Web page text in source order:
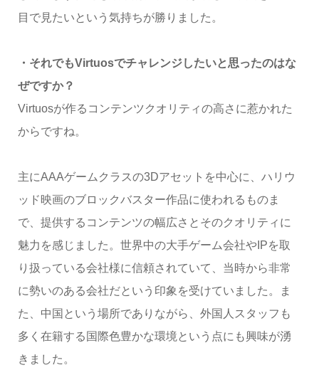
目で見たいという気持ちが勝りました。
・それでもVirtuosでチャレンジしたいと思ったのはな
ぜですか？
Virtuosが作るコンテンツクオリティの高さに惹かれた
からですね。
主にAAAゲームクラスの3Dアセットを中心に、ハリウ
ッド映画のブロックバスター作品に使われるものま
で、提供するコンテンツの幅広さとそのクオリティに
魅力を感じました。世界中の大手ゲーム会社やIPを取
り扱っている会社様に信頼されていて、当時から非常
に勢いのある会社だという印象を受けていました。ま
た、中国という場所でありながら、外国人スタッフも
多く在籍する国際色豊かな環境という点にも興味が湧
きました。